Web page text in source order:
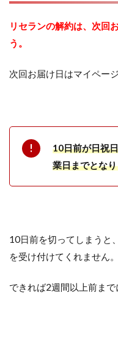
リセランの解約は、次回
う。
次回お届け日はマイペー
10日前が日祝
業日までとな
10日前を切ってしまうと
を受け付けてくれません。
できれば2週間以上前ま